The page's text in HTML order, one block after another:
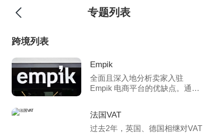
专题列表
跨境列表
Empik
全面且深入地分析卖家入驻
Empik 电商平台的优缺点。通过
及竞争压力、费用结构、平台规
则限制等劣势方面的详细阐述，
法国VAT
过去2年，英国、德国相继对VAT